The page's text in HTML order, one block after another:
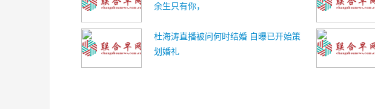
余生只有你，
杜海涛直播被问何时结婚 自曝已开始策
划婚礼